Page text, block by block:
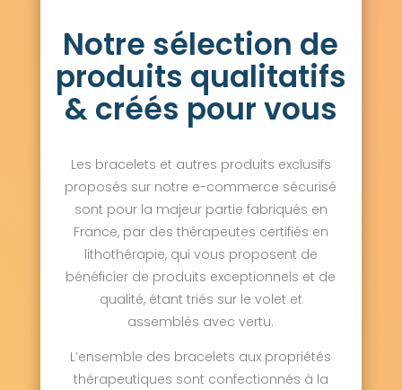
Notre sélection de
produits qualitatifs
& créés pour vous
Les bracelets et autres produits exclusifs
proposés sur notre e-commerce sécurisé
sont pour la majeur partie fabriqués en
France, par des thérapeutes certifiés en
lithothérapie, qui vous proposent de
bénéficier de produits exceptionnels et de
qualité, étant triés sur le volet et
assemblés avec vertu.
L’ensemble des bracelets aux propriétés
thérapeutiques sont confectionnés à la